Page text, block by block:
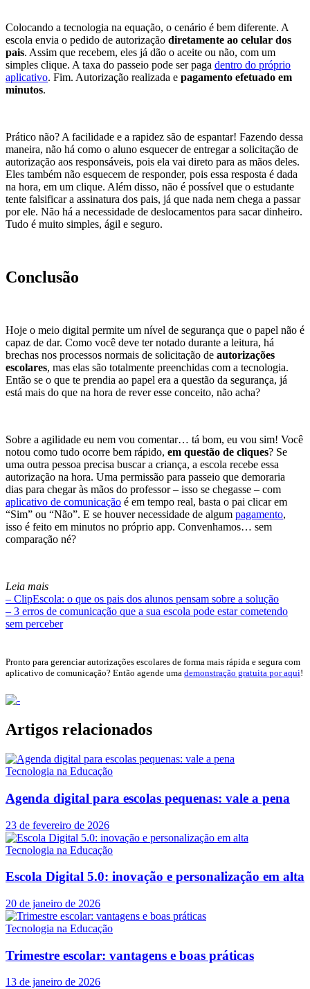
Colocando a tecnologia na equação, o cenário é bem diferente. A
escola envia o pedido de autorização diretamente ao celular dos
pais. Assim que recebem, eles já dão o aceite ou não, com um
simples clique. A taxa do passeio pode ser paga dentro do próprio
aplicativo. Fim. Autorização realizada e pagamento efetuado em
minutos.
Prático não? A facilidade e a rapidez são de espantar! Fazendo dessa
maneira, não há como o aluno esquecer de entregar a solicitação de
autorização aos responsáveis, pois ela vai direto para as mãos deles.
Eles também não esquecem de responder, pois essa resposta é dada
na hora, em um clique. Além disso, não é possível que o estudante
tente falsificar a assinatura dos pais, já que nada nem chega a passar
por ele. Não há a necessidade de deslocamentos para sacar dinheiro.
Tudo é muito simples, ágil e seguro.
Conclusão
Hoje o meio digital permite um nível de segurança que o papel não é
capaz de dar. Como você deve ter notado durante a leitura, há
brechas nos processos normais de solicitação de autorizações
escolares, mas elas são totalmente preenchidas com a tecnologia.
Então se o que te prendia ao papel era a questão da segurança, já
está mais do que na hora de rever esse conceito, não acha?
Sobre a agilidade eu nem vou comentar… tá bom, eu vou sim! Você
notou como tudo ocorre bem rápido, em questão de cliques? Se
uma outra pessoa precisa buscar a criança, a escola recebe essa
autorização na hora. Uma permissão para passeio que demoraria
dias para chegar às mãos do professor – isso se chegasse – com
aplicativo de comunicação é em tempo real, basta o pai clicar em
“Sim” ou “Não”. E se houver necessidade de algum pagamento,
isso é feito em minutos no próprio app. Convenhamos… sem
comparação né?
Leia mais
– ClipEscola: o que os pais dos alunos pensam sobre a solução
– 3 erros de comunicação que a sua escola pode estar cometendo
sem perceber
Pronto para gerenciar autorizações escolares de forma mais rápida e segura com
aplicativo de comunicação? Então agende uma demonstração gratuita por aqui!
Artigos relacionados
Tecnologia na Educação
Agenda digital para escolas pequenas: vale a pena
23 de fevereiro de 2026
Tecnologia na Educação
Escola Digital 5.0: inovação e personalização em alta
20 de janeiro de 2026
Tecnologia na Educação
Trimestre escolar: vantagens e boas práticas
13 de janeiro de 2026